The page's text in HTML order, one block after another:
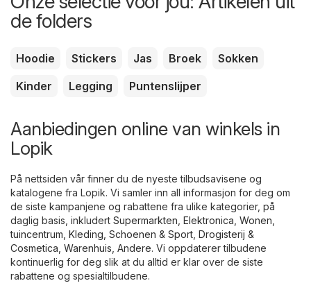
de folders
Hoodie Stickers Jas Broek
Sokken
Kinder
Legging Puntenslijper
Aanbiedingen online van winkels in
Lopik
På nettsiden vår finner du de nyeste tilbudsavisene og
katalogene fra Lopik. Vi samler inn all informasjon for deg om
de siste kampanjene og rabattene fra ulike kategorier, på
daglig basis, inkludert Supermarkten, Elektronica, Wonen,
tuincentrum, Kleding, Schoenen & Sport, Drogisterij &
Cosmetica, Warenhuis, Andere. Vi oppdaterer tilbudene
kontinuerlig for deg slik at du alltid er klar over de siste
rabattene og spesialtilbudene.